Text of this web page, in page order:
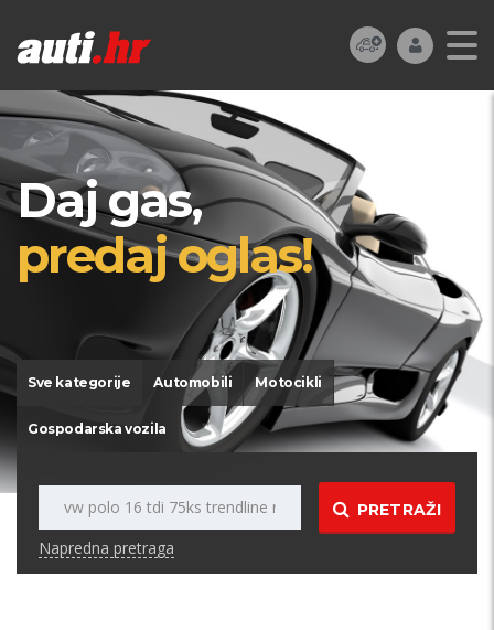
Daj gas,
predaj oglas!
Sve kategorije Automobili Motocikli
Gospodarska vozila
PRETRAŽI
Napredna pretraga